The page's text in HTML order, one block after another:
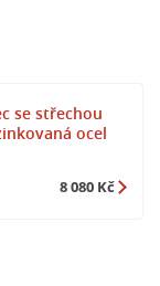
se střechou
ocel
8 080 Kč